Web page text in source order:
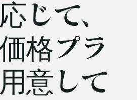
じて、
格プラ
意して